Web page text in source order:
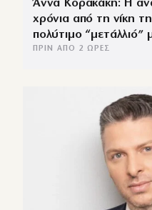
Άννα Κορακάκη: Η
χρόνια από τη νίκη
πολύτιμο “μετάλλιό”
ΠΡΙΝ ΑΠΌ 2 ΏΡΕΣ